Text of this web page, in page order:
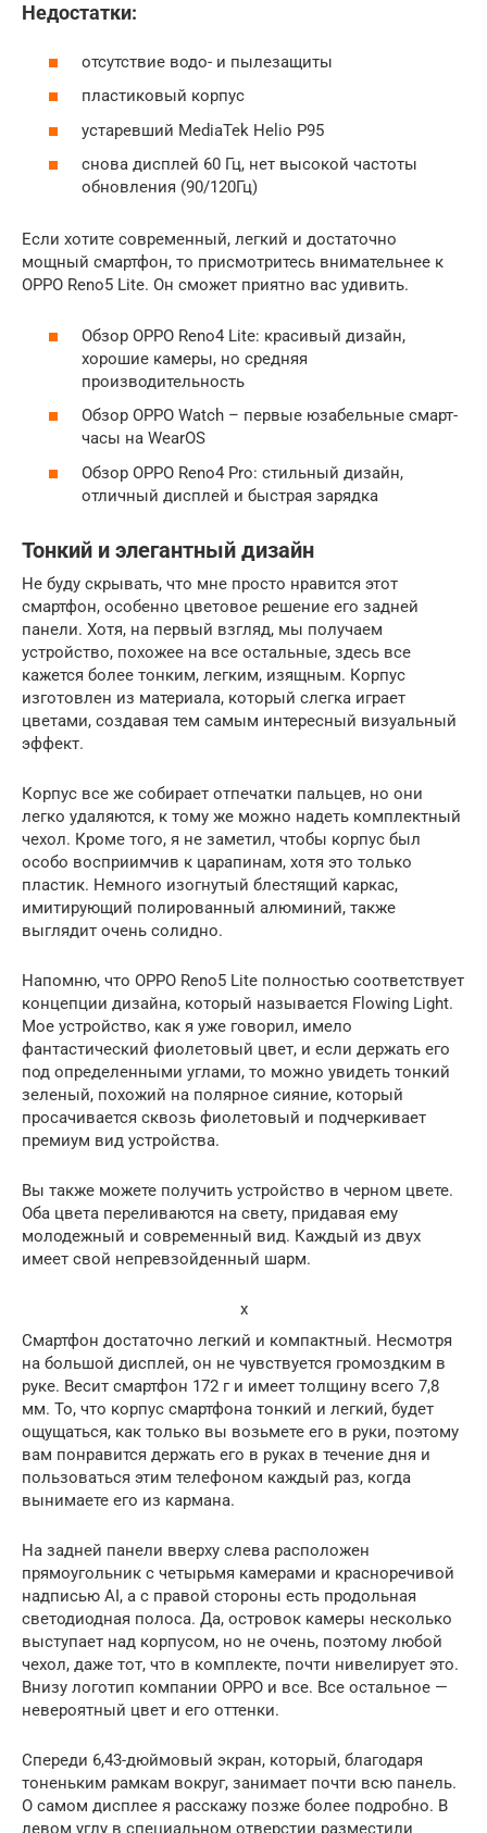
Недостатки:
отсутствие водо- и пылезащиты
пластиковый корпус
устаревший MediaTek Helio P95
снова дисплей 60 Гц, нет высокой частоты
обновления (90/120Гц)
Если хотите современный, легкий и достаточно
мощный смартфон, то присмотритесь внимательнее к
OPPO Reno5 Lite. Он сможет приятно вас удивить.
Обзор OPPO Reno4 Lite: красивый дизайн,
хорошие камеры, но средняя
производительность
Обзор OPPO Watch – первые юзабельные смарт-
часы на WearOS
Обзор OPPO Reno4 Pro: стильный дизайн,
отличный дисплей и быстрая зарядка
Тонкий и элегантный дизайн
Не буду скрывать, что мне просто нравится этот
смартфон, особенно цветовое решение его задней
панели. Хотя, на первый взгляд, мы получаем
устройство, похожее на все остальные, здесь все
кажется более тонким, легким, изящным. Корпус
изготовлен из материала, который слегка играет
цветами, создавая тем самым интересный визуальный
эффект.
Корпус все же собирает отпечатки пальцев, но они
легко удаляются, к тому же можно надеть комплектный
чехол. Кроме того, я не заметил, чтобы корпус был
особо восприимчив к царапинам, хотя это только
пластик. Немного изогнутый блестящий каркас,
имитирующий полированный алюминий, также
выглядит очень солидно.
Напомню, что OPPO Reno5 Lite полностью соответствует
концепции дизайна, который называется Flowing Light.
Мое устройство, как я уже говорил, имело
фантастический фиолетовый цвет, и если держать его
под определенными углами, то можно увидеть тонкий
зеленый, похожий на полярное сияние, который
просачивается сквозь фиолетовый и подчеркивает
премиум вид устройства.
Вы также можете получить устройство в черном цвете.
Оба цвета переливаются на свету, придавая ему
молодежный и современный вид. Каждый из двух
имеет свой непревзойденный шарм.
x
Смартфон достаточно легкий и компактный. Несмотря
на большой дисплей, он не чувствуется громоздким в
руке. Весит смартфон 172 г и имеет толщину всего 7,8
мм. То, что корпус смартфона тонкий и легкий, будет
ощущаться, как только вы возьмете его в руки, поэтому
вам понравится держать его в руках в течение дня и
пользоваться этим телефоном каждый раз, когда
вынимаете его из кармана.
На задней панели вверху слева расположен
прямоугольник с четырьмя камерами и красноречивой
надписью AI, а с правой стороны есть продольная
светодиодная полоса. Да, островок камеры несколько
выступает над корпусом, но не очень, поэтому любой
чехол, даже тот, что в комплекте, почти нивелирует это.
Внизу логотип компании OPPO и все. Все остальное —
невероятный цвет и его оттенки.
Спереди 6,43-дюймовый экран, который, благодаря
тоненьким рамкам вокруг, занимает почти всю панель.
О самом дисплее я расскажу позже более подробно. В
левом углу в специальном отверстии разместили